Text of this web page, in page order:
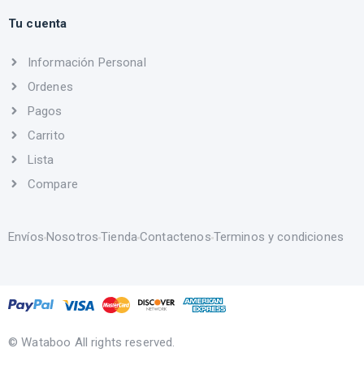
Tu cuenta
Información Personal
Ordenes
Pagos
Carrito
Lista
Compare
Envíos NosotrosTiendaContactenos Terminos y condiciones
© Wataboo All rights reserved.